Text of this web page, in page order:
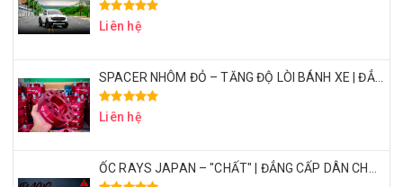
Liên hệ
SPACER NHÔM ĐỎ – TĂNG ĐỘ LÒI BÁNH XE | ĐẲNG CẤP DÂN CHƠI BÁN TẢI
Liên hệ